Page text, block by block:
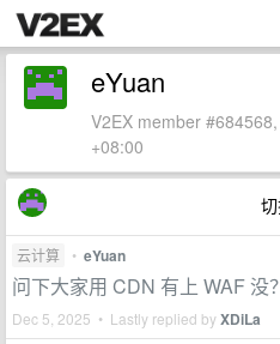
eYuan
V2EX member
+08:00
云计算 • eYuan
问下大家用 CDN 有上 WAF 没？
Dec 5, 2025 • Lastly replied byXDiLa